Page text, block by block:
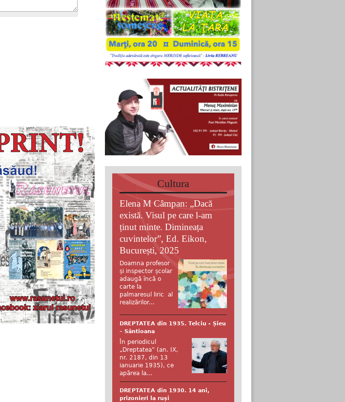
Cultura
Elena M Câmpan: „Dacă
există. Visul pe care l-am
ținut minte. Dimineața
cuvintelor”, Ed. Eikon,
București, 2025
Doamna profesor
și inspector școlar
adaugă încă o
carte la
palmaresul liric al
realizărilor...
DREPTATEA din 1935. Telciu - Șieu
– Sântioana
În periodicul
„Dreptatea” (an. IX,
nr. 2187, din 13
ianuarie 1935), ce
apărea la...
DREPTATEA din 1930. 14 ani,
prizonieri la ruși